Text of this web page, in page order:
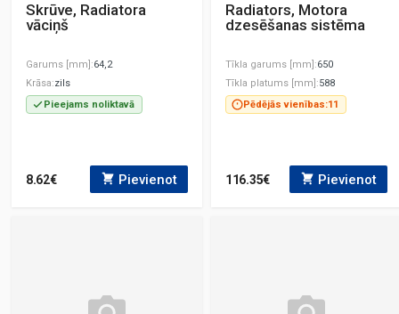
Skrūve, Radiatora
vāciņš
Garums [mm] 64,2
Krāsa zils
Pieejams noliktavā
8.62€ Pievienot
Radiators, Motora
dzesēšanas sistēma
Tīkla garums [mm] 650
Tīkla platums [mm] 588
Pēdējās vienības:11
116.35€ Pievienot